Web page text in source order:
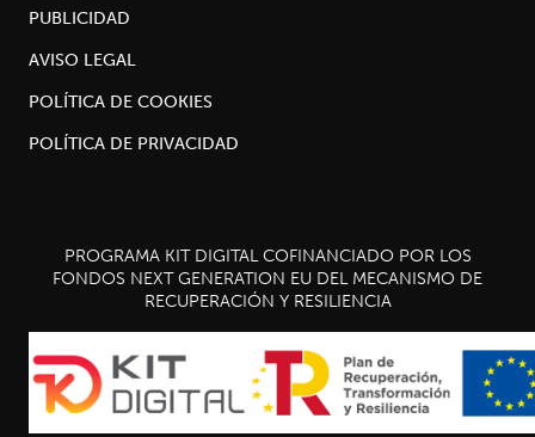
PUBLICIDAD
AVISO LEGAL
POLÍTICA DE COOKIES
POLÍTICA DE PRIVACIDAD
PROGRAMA KIT DIGITAL COFINANCIADO POR LOS
FONDOS NEXT GENERATION EU DEL MECANISMO DE
RECUPERACIÓN Y RESILIENCIA